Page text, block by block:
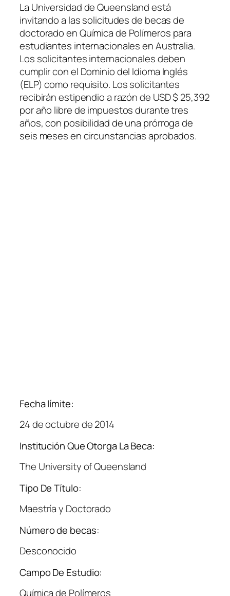
La Universidad de Queensland está
invitando a las solicitudes de becas de
doctorado en Química de Polímeros para
estudiantes internacionales en Australia.
Los solicitantes internacionales deben
cumplir con el Dominio del Idioma Inglés
(ELP) como requisito. Los solicitantes
recibirán estipendio a razón de USD $ 25,392
por año libre de impuestos durante tres
años, con posibilidad de una prórroga de
seis meses en circunstancias aprobados.
Fecha límite:
24 de octubre de 2014
Institución Que Otorga La Beca:
The University of Queensland
Tipo De Título:
Maestría y Doctorado
Número de becas:
Desconocido
Campo De Estudio:
Química de Polímeros